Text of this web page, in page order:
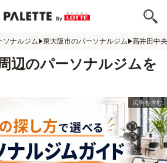
ソナルジム 東大阪市のパーソナルジム 高井田中
辺のパーソナルジムを